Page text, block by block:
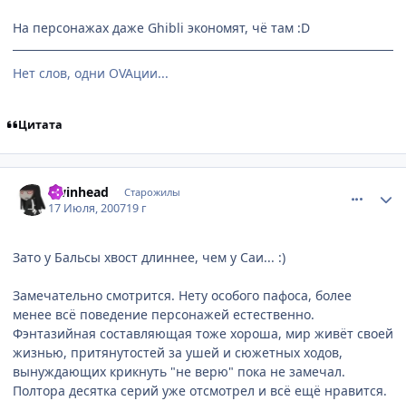
На персонажах даже Ghibli экономят, чё там :D
Нет слов, одни OVAции...
Цитата
Twinhead Старожилы
17 Июля, 200719 г
Зато у Бальсы хвост длиннее, чем у Саи... :)
Замечательно смотрится. Нету особого пафоса, более
менее всё поведение персонажей естественно.
Фэнтазийная составляющая тоже хороша, мир живёт своей
жизнью, притянутостей за ушей и сюжетных ходов,
вынуждающих крикнуть "не верю" пока не замечал.
Полтора десятка серий уже отсмотрел и всё ещё нравится.